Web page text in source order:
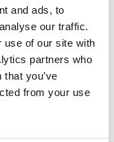
and ads, to
our traffic.
use of our site with
partners who
you’ve
from your use